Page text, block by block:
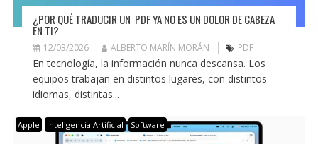
¿POR QUÉ TRADUCIR UN PDF YA NO ES UN DOLOR DE CABEZA
EN TI?
12/03/2026 ALBERTO MARÍN MORÁN PDF
En tecnología, la información nunca descansa. Los
equipos trabajan en distintos lugares, con distintos
idiomas, distintas...
Apple Inteligencia Artificial Software